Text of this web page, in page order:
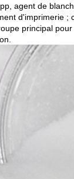
agent de
d'imprimerie
principal